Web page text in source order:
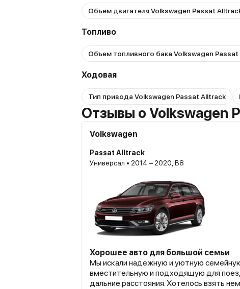
Объем двигателя Volkswagen Passat
Топливо
Ходовая
Тип привода Volkswagen Passat Alltrack
Отзывы о Volkswagen
Volkswagen
Passat Alltrack
Универсал • 2014 – 2020, B8
Хорошее авто для большой семьи
Мы искали надежную и уютную
вместительную и подходящую для
дальние расстояния. Хотелось взять